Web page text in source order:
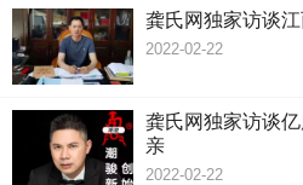
龚氏网独家访谈
2022-02-22
龚氏网独家访谈
亲
2022-02-22